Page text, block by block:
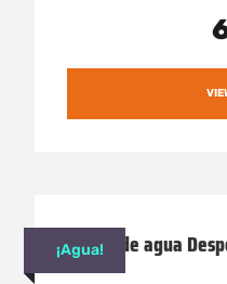
¡Agua!
Motos de agua